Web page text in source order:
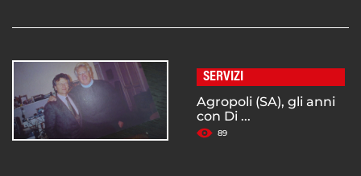
SERVIZI
Agropoli (SA), gli anni
con Di ...
89